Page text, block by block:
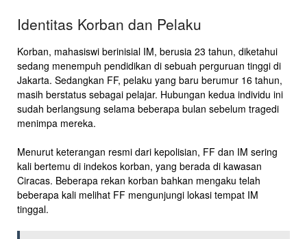
Identitas Korban dan Pelaku
Korban, mahasiswi berinisial IM, berusia 23 tahun, diketahui
sedang menempuh pendidikan di sebuah perguruan tinggi di
Jakarta. Sedangkan FF, pelaku yang baru berumur 16 tahun,
masih berstatus sebagai pelajar. Hubungan kedua individu ini
sudah berlangsung selama beberapa bulan sebelum tragedi
menimpa mereka.
Menurut keterangan resmi dari kepolisian, FF dan IM sering
kali bertemu di indekos korban, yang berada di kawasan
Ciracas. Beberapa rekan korban bahkan mengaku telah
beberapa kali melihat FF mengunjungi lokasi tempat IM
tinggal.